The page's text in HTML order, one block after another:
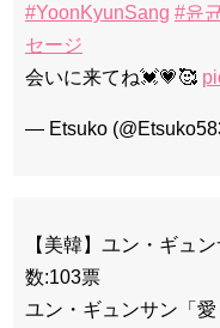
#YoonKyunSang #윤
セージ
会いに来てね💓💗🥰
— Etsuko
【美韓】ユン・ギュ
数:103票
ユン・ギュンサン「